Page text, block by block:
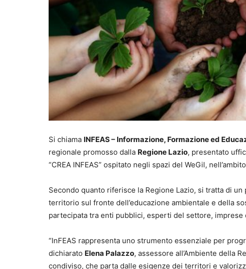
Si chiama INFEAS – Informazione, Formazione ed
regionale promosso dalla Regione Lazio, presentato
“CREA INFEAS” ospitato negli spazi del WeGil,
Secondo quanto riferisce la Regione Lazio, si tratta di
territorio sul fronte dell’educazione ambientale e della
partecipata tra enti pubblici, esperti del settore, imprese
“InFEAS rappresenta uno strumento essenziale per
dichiarato Elena Palazzo, assessore all’Ambiente della
condiviso, che parta dalle esigenze dei territori e